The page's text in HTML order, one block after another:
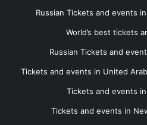
Russian Tickets and events
World’s best tickets
Russian Tickets and
Tickets and events in United
Tickets and events
Tickets and events in